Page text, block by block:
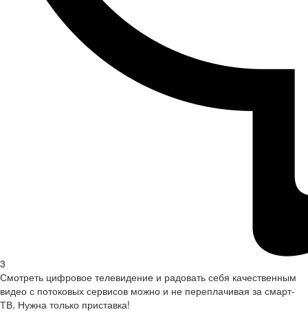
3
Смотреть цифровое телевидение и радовать себя качественным
видео с потоковых сервисов можно и не переплачивая за смарт-
ТВ. Нужна только приставка!